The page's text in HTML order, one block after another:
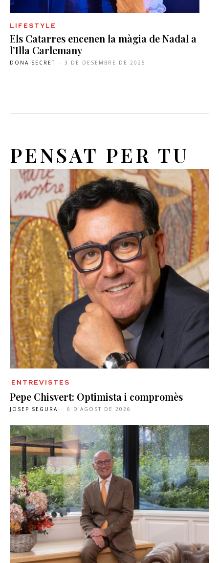
LIFESTYLE
Els Catarres encenen la màgia de Nadal a
l’Illa Carlemany
DONA SECRET - 3 DE DESEMBRE DE 2025
PENSAT PER TU
ENTREVISTES
Pepe Chisvert: Optimista i compromès
JOSEP SEGURA - 6 D'AGOST DE 2026